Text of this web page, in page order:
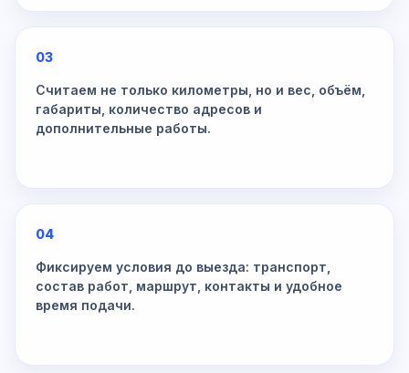
03
Считаем не только километры, но и вес, объём,
габариты, количество адресов и
дополнительные работы.
04
Фиксируем условия до выезда: транспорт,
состав работ, маршрут, контакты и удобное
время подачи.